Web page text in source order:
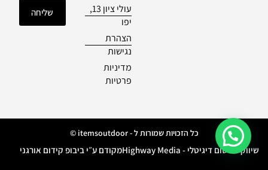
עולי ציון 13,
יפו
הצהרת
נגישות
מדיניות
פרטיות
שליחה
כל הזכויות שמורות ל - itemsoutdoor ©
שיווק ופרסום דיגיטלי - Highway Media מקודם ע״י ביבופ קידום אורגני